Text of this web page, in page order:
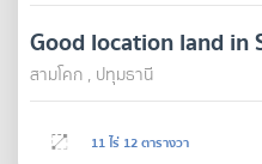
Good location land in
สามโคก , ปทุมธานี
11 ไร่ 12 ตารางวา